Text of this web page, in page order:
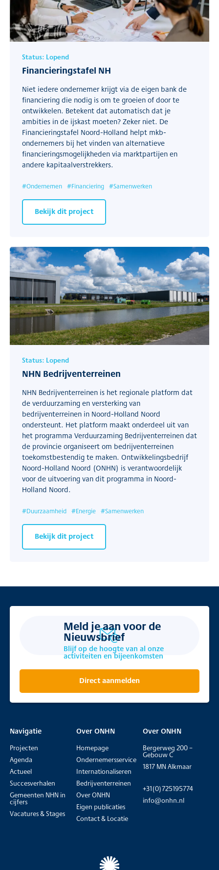
Status: Lopend
Financieringstafel NH
Niet iedere ondernemer krijgt via de eigen bank de
financiering die nodig is om te groeien of door te
ontwikkelen. Betekent dat automatisch dat je
ambities in de ijskast moeten? Zeker niet. De
Financieringstafel Noord-Holland helpt mkb-
ondernemers bij het vinden van alternatieve
financieringsmogelijkheden via marktpartijen en
andere kapitaalverstrekkers.
#Ondernemen #Financiering #Samenwerken
Bekijk dit project
Status: Lopend
NHN Bedrijventerreinen
NHN Bedrijventerreinen is het regionale platform dat
de verduurzaming en versterking van
bedrijventerreinen in Noord-Holland Noord
ondersteunt. Het platform maakt onderdeel uit van
het programma Verduurzaming Bedrijventerreinen dat
de provincie organiseert om bedrijventerreinen
toekomstbestendig te maken. Ontwikkelingsbedrijf
Noord-Holland Noord (ONHN) is verantwoordelijk
voor de uitvoering van dit programma in Noord-
Holland Noord.
#Duurzaamheid #Energie #Samenwerken
Bekijk dit project
Meld je aan voor de
Nieuwsbrief
Blijf op de hoogte van al onze
activiteiten en bijeenkomsten
Direct aanmelden
Navigatie
Projecten
Agenda
Actueel
Succesverhalen
Gemeenten NHN in
cijfers
Vacatures & Stages
Over ONHN
Homepage
Ondernemersservice
Internationaliseren
Bedrijventerreinen
Over ONHN
Eigen publicaties
Contact & Locatie
Over ONHN
Bergerweg 200 –
Gebouw C
1817 MN Alkmaar
+31(0)725195774
info@onhn.nl